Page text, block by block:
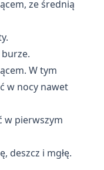
ze średnią
W tym
w nocy nawet
w pierwszym
deszcz i mgłę.